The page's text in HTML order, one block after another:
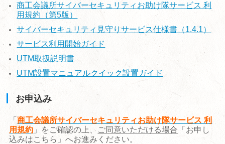
商工会議所サイバーセキュリティお助け隊サービス 利
用規約（第5版）
サイバーセキュリティ見守りサービス仕様書（1.4.1）
サービス利用開始ガイド
UTM取扱説明書
UTM設置マニュアルクイック設置ガイド
お申込み
「商工会議所サイバーセキュリティお助け隊サービス 利
用規約 」をご確認の上、 ご同意いただける場合 「お申し
込みはこちら」へお進みください。